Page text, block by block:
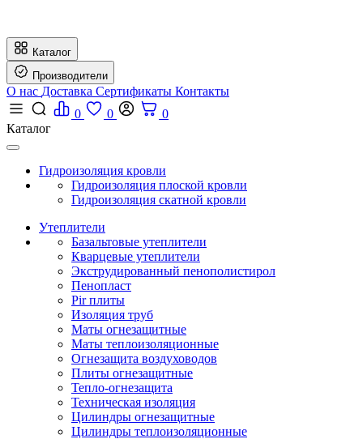
Каталог
Производители
О нас Доставка Сертификаты Контакты
0
0
0
Каталог
Гидроизоляция кровли
Гидроизоляция плоской кровли
Гидроизоляция скатной кровли
Утеплители
Базальтовые утеплители
Кварцевые утеплители
Экструдированный пенополистирол
Пенопласт
Pir плиты
Изоляция труб
Маты огнезащитные
Маты теплоизоляционные
Огнезащита воздуховодов
Плиты огнезащитные
Тепло-огнезащита
Техническая изоляция
Цилиндры огнезащитные
Цилиндры теплоизоляционные